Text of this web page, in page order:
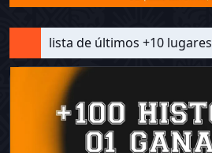
lista de últimos +10 lugares